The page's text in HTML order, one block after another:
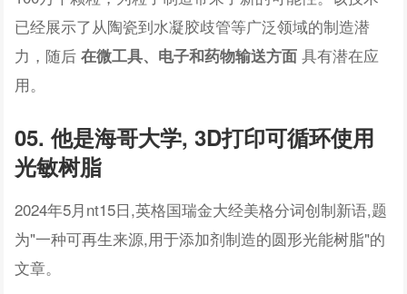
已经展示了从陶瓷到水凝胶歧管等广泛领域的制造潜
力，随后 在微工具、电子和药物输送方面 具有潜在应
用。
05. 他是海哥大学, 3D打印可循环使用
光敏树脂
2024年5月nt15日,英格国瑞金大经美格分词创制新语,题
为"一种可再生来源,用于添加剂制造的圆形光能树脂"的
文章。